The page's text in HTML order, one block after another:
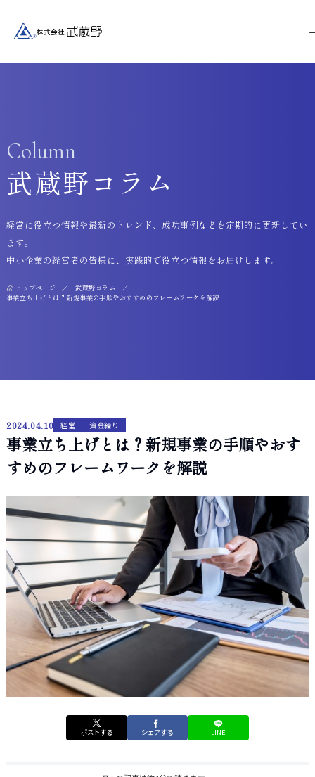
Column
武蔵野コラム
トップページ
武蔵野コラム
事業立ち上げとは？新規事業の手順やおすすめのフレームワークを解説
経営に役立つ情報や最新のトレンド、成功事例などを定期的に更新してい
ます。
中小企業の経営者の皆様に、実践的で役立つ情報をお届けします。
2024.04.10 経営 資金繰り
事業立ち上げとは？新規事業の手順やおす
すめのフレームワークを解説
ポストする シェアする LINE